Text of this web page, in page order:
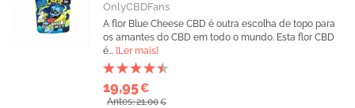
OnlyCBDFans
A flor Blue Cheese CBD é outra escolha de topo para
os amantes do CBD em todo o mundo. Esta flor CBD
é... [Ler mais]
19,95€
Antes: 21,00€